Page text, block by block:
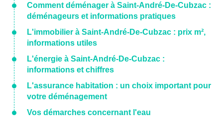
Comment déménager à Saint-André-De-Cubzac :
déménageurs et informations pratiques
L'immobilier à Saint-André-De-Cubzac : prix m²,
informations utiles
L'énergie à Saint-André-De-Cubzac :
informations et chiffres
L'assurance habitation : un choix important pour
votre déménagement
Vos démarches concernant l'eau